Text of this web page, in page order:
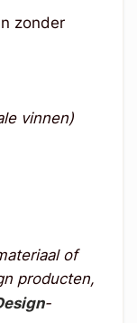
zonder
vinnen)
of
producten,
-